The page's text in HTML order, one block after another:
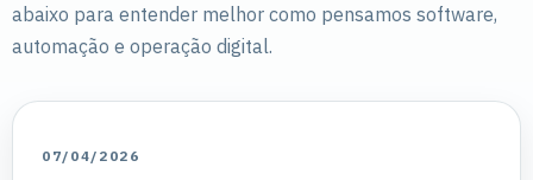
abaixo para entender melhor como pensamos software,
automação e operação digital.
07/04/2026